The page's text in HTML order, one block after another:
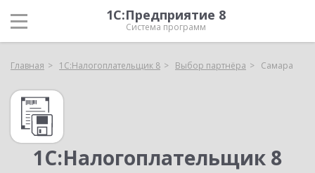
1С:Предприятие 8
Система программ
Главная 1С:Налогоплательщик 8 Выбор партнёра Самара
1С:Налогоплательщик 8